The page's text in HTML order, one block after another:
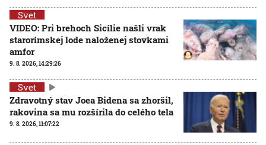
Svet
VIDEO: Pri brehoch Sicílie našli vrak
starorímskej lode naloženej stovkami
amfor
9. 8. 2026, 14:29:26
Svet
Zdravotný stav Joea Bidena sa zhoršil,
rakovina sa mu rozšírila do celého tela
9. 8. 2026, 11:07:22